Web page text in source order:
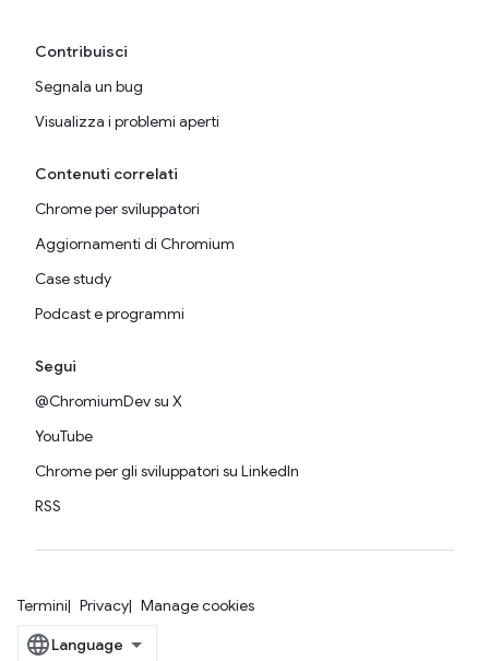
Contribuisci
Segnala un bug
Visualizza i problemi aperti
Contenuti correlati
Chrome per sviluppatori
Aggiornamenti di Chromium
Case study
Podcast e programmi
Segui
@ChromiumDev su X
YouTube
Chrome per gli sviluppatori su LinkedIn
RSS
Termini Privacy Manage cookies